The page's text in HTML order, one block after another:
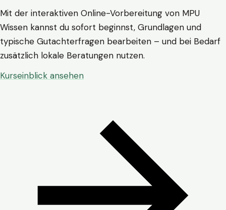
Mit der interaktiven Online-Vorbereitung von MPU
Wissen kannst du sofort beginnst, Grundlagen und
typische Gutachterfragen bearbeiten – und bei Bedarf
zusätzlich lokale Beratungen nutzen.
Kurseinblick ansehen